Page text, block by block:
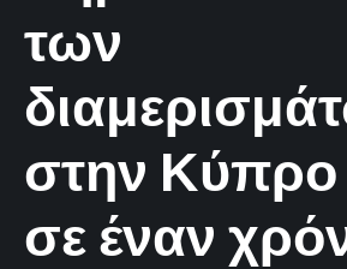
των
στην
σε έναν